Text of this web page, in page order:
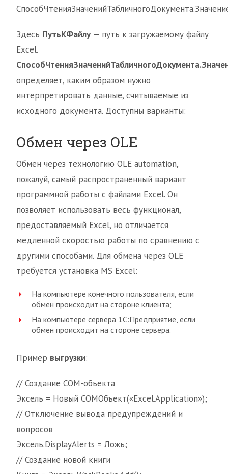
Здесь ПутьКФайлу — путь к загружаемому файлу
Excel.
определяет, каким образом нужно
интерпретировать данные, считываемые из
исходного документа. Доступны варианты:
Обмен через OLE
Обмен через технологию OLE automation,
пожалуй, самый распространенный вариант
программной работы с файлами Excel. Он
позволяет использовать весь функционал,
предоставляемый Excel, но отличается
медленной скоростью работы по сравнению с
другими способами. Для обмена через OLE
требуется установка MS Excel:
На компьютере конечного пользователя, если
обмен происходит на стороне клиента;
На компьютере сервера 1С:Предприятие, если
обмен происходит на стороне сервера.
Пример выгрузки:
// Создание COM-объекта
Эксель = Новый COMОбъект(«Excel.Application»);
// Отключение вывода предупреждений и
вопросов
Эксель.DisplayAlerts = Ложь;
// Создание новой книги